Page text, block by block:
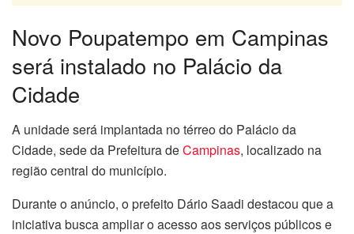
Novo Poupatempo em Campinas
será instalado no Palácio da
Cidade
A unidade será implantada no térreo do Palácio da
Cidade, sede da Prefeitura deCampinas, localizado na
região central do município.
Durante o anúncio, o prefeito Dário Saadi destacou que a
iniciativa busca ampliar o acesso aos serviços públicos e